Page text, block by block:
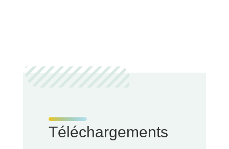
Téléchargements